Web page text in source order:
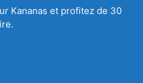
Kananas et profitez de 30